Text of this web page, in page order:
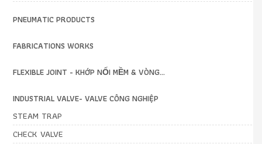
PNEUMATIC PRODUCTS
FABRICATIONS WORKS
FLEXIBLE JOINT - KHỚP NỐI MỀM & VÒNG...
INDUSTRIAL VALVE- VALVE CÔNG NGHIỆP
STEAM TRAP
CHECK VALVE